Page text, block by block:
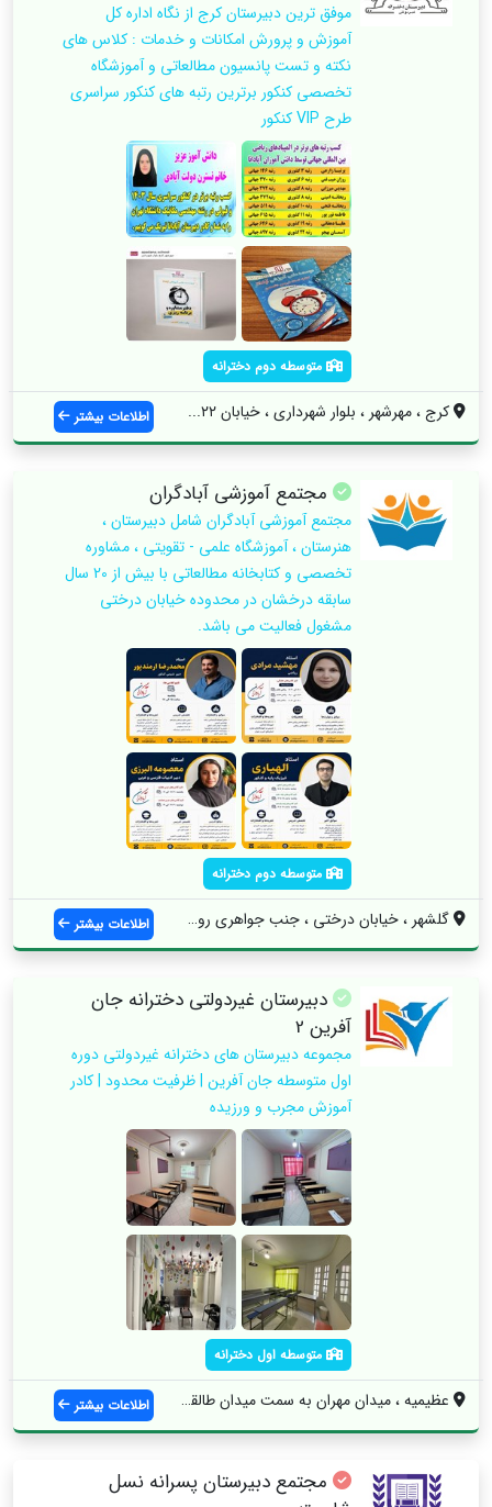
موفق ترین دبیرستان کرج از نگاه اداره کل
آموزش و پرورش امکانات و خدمات : کلاس های
نکته و تست پانسیون مطالعاتی و آموزشگاه
تخصصی کنکور برترین رتبه های کنکور سراسری
طرح VIP کنکور
متوسطه دوم دخترانه
کرج ، مهرشهر ، بلوار شهرداری ، خیابان ۲۲... اطلاعات بیشتر
مجتمع آموزشی آبادگران
مجتمع آموزشی آبادگران شامل دبیرستان ،
هنرستان ، آموزشگاه علمی - تقویتی ، مشاوره
تخصصی و کتابخانه مطالعاتی با بیش از 20 سال
سابقه درخشان در محدوده خیابان درختی
مشغول فعالیت می باشد.
متوسطه دوم دخترانه
گلشهر ، خیابان درختی ، جنب جواهری روشن ،... اطلاعات بیشتر
دبیرستان غیردولتی دخترانه جان
آفرین 2
مجموعه دبیرستان های دخترانه غیردولتی دوره
اول متوسطه جان آفرین | ظرفیت محدود | کادر
آموزش مجرب و ورزیده
متوسطه اول دخترانه
عظیمیه ، میدان مهران به سمت میدان طالقان... اطلاعات بیشتر
مجتمع دبیرستان پسرانه نسل